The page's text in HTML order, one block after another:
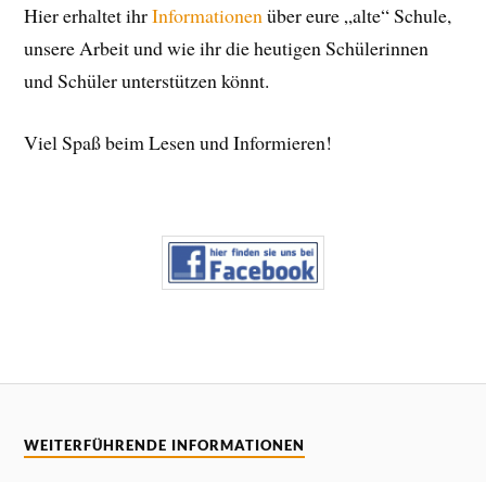
Hier erhaltet ihrInformationenüber eure „alte“ Schule,
unsere Arbeit und wie ihr die heutigen Schülerinnen
und Schüler unterstützen könnt.
Viel Spaß beim Lesen und Informieren!
WEITERFÜHRENDE INFORMATIONEN